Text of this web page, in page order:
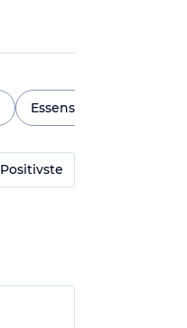
Essensvielfalt
Positivste